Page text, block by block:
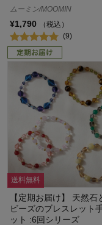
ムーミン/MOOMIN
¥1,790
（税込）
(9)
送料無料
【定期お届け】 天然石
ビーズのブレスレット
ット :6回シリーズ